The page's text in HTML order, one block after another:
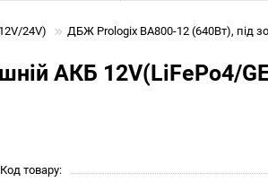
24V) ДБЖ Prologix ВА800-12 (640Вт), під
АКБ 12V(LiFePo4/
Код товару: